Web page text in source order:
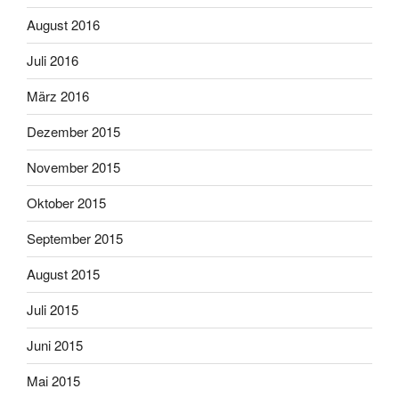
August 2016
Juli 2016
März 2016
Dezember 2015
November 2015
Oktober 2015
September 2015
August 2015
Juli 2015
Juni 2015
Mai 2015